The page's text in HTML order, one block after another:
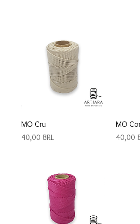
MO Cru
Precio
40,00 BRL
MO
Precio
40,00